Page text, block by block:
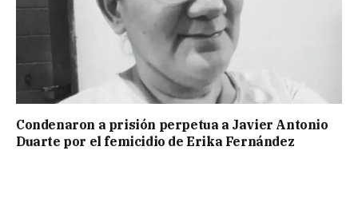
Condenaron a prisión perpetua a Javier Antonio
Duarte por el femicidio de Erika Fernández